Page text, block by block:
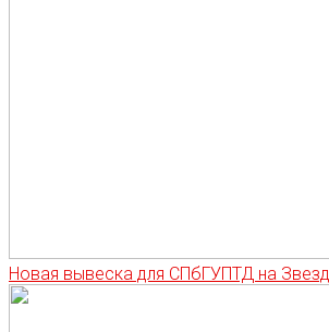
Новая вывеска для СПбГУПТД на